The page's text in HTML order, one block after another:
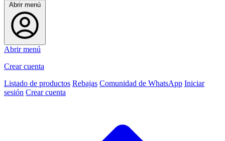
Abrir menú
Abrir menú
Crear cuenta
Listado de productos Rebajas Comunidad de WhatsApp Iniciar
sesión Crear cuenta